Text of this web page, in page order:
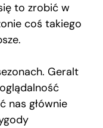
to zrobić w
coś takiego
Geralt
nas głównie